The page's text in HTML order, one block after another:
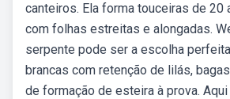
canteiros. Ela forma touceiras de 20
com folhas estreitas e alongadas.
serpente pode ser a escolha
brancas com retenção de lilás,
de formação de esteira à prova.